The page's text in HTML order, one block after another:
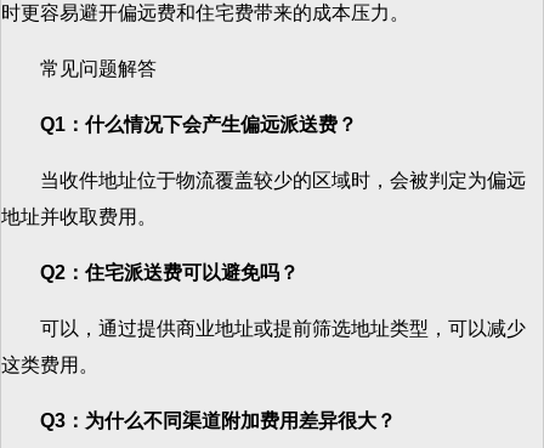
时更容易避开偏远费和住宅费带来的成本压力。
常见问题解答
Q1 ：什么情况下会产生偏远派送费？
当收件地址位于物流覆盖较少的区域时，会被判定为偏远
地址并收取费用。
Q2 ：住宅派送费可以避免吗？
可以，通过提供商业地址或提前筛选地址类型，可以减少
这类费用。
Q3 ：为什么不同渠道附加费用差异很大？